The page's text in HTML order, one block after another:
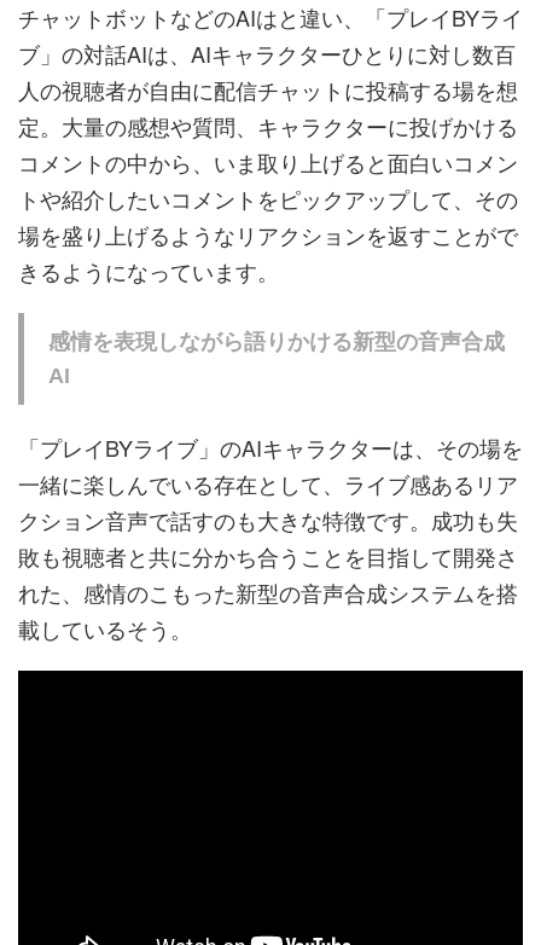
チャットボットなどのAIはと違い、「プレイBYライ
ブ」の対話AIは、AIキャラクターひとりに対し数百
人の視聴者が自由に配信チャットに投稿する場を想
定。大量の感想や質問、キャラクターに投げかける
コメントの中から、いま取り上げると面白いコメン
トや紹介したいコメントをピックアップして、その
場を盛り上げるようなリアクションを返すことがで
きるようになっています。
感情を表現しながら語りかける新型の音声合成
AI
「プレイBYライブ」のAIキャラクターは、その場を
一緒に楽しんでいる存在として、ライブ感あるリア
クション音声で話すのも大きな特徴です。成功も失
敗も視聴者と共に分かち合うことを目指して開発さ
れた、感情のこもった新型の音声合成システムを搭
載しているそう。